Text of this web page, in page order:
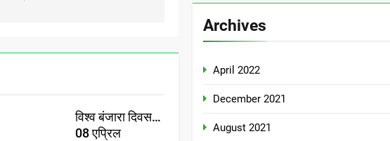
विश्व बंजारा दिवस…
08 एप्रिल
Archives
April 2022
December 2021
August 2021